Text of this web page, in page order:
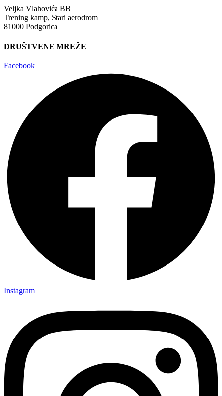
Veljka Vlahovića BB
Trening kamp, Stari aerodrom
81000 Podgorica
DRUŠTVENE MREŽE
Facebook
Instagram